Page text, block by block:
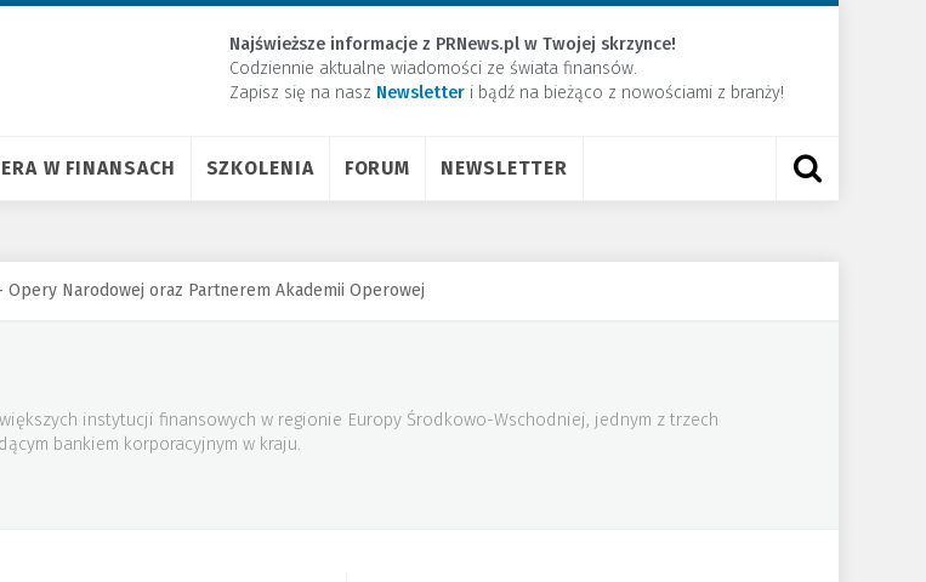
Najświeższe informacje z PRNews.pl w Twojej skrzynce!
Codziennie aktualne wiadomości ze świata finansów.
Zapisz się na nasz Newsletter ​i bądź na bieżąco z nowościami z branży!
W FINANSACH SZKOLENIA FORUM NEWSLETTER
Narodowej oraz Partnerem Akademii Operowej
instytucji finansowych w regionie Europy Środkowo-Wschodniej, jednym z trzech
bankiem korporacyjnym w kraju.